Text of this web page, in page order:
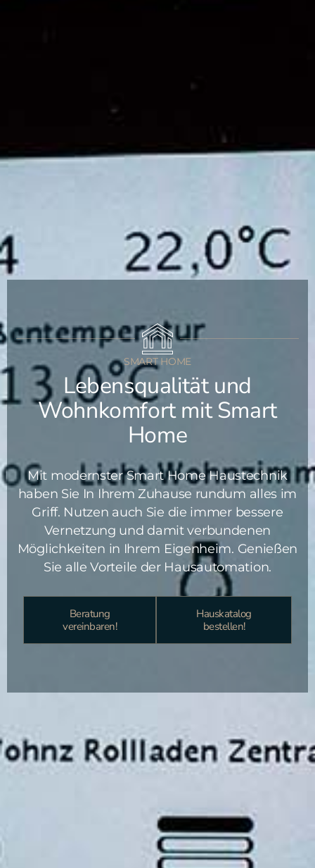
SMART HOME
Lebensqualität und
Wohnkomfort mit Smart
Home
Mit modernster Smart Home Haustechnik
haben Sie In Ihrem Zuhause rundum alles im
Griff. Nutzen auch Sie die immer bessere
Vernetzung und damit verbundenen
Möglichkeiten in Ihrem Eigenheim. Genießen
Sie alle Vorteile der Hausautomation.
Beratung
vereinbaren!
Hauskatalog
bestellen!